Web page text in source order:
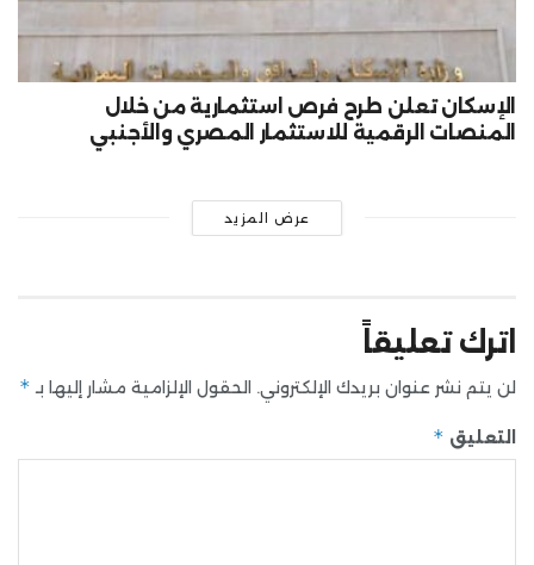
الإسكان تعلن طرح فرص استثمارية من خلال
المنصات الرقمية للاستثمار المصري والأجنبي
عرض المزيد
اترك تعليقاً
لن يتم نشر عنوان بريدك الإلكتروني. الحقول الإلزامية مشار إليها بـ *
التعليق *